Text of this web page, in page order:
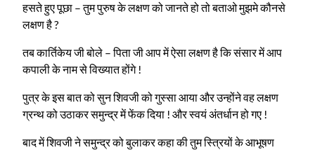
हसते हुए पूछा – तुम पुरुष के लक्षण को जानते हो तो बताओ मुझमे कौनसे
लक्षण है ?
तब कार्तिकेय जी बोले – पिता जी आप में ऐसा लक्षण है कि संसार में आप
कपाली के नाम से विख्यात होंगे !
पुत्र के इस बात को सुन शिवजी को गुस्सा आया और उन्होंने वह लक्षण
ग्रन्थ को उठाकर समुन्द्र में फेंक दिया ! और स्वयं अंतर्धान हो गए !
बाद में शिवजी ने समुन्द्र को बुलाकर कहा की तुम स्त्रियों के आभूषण